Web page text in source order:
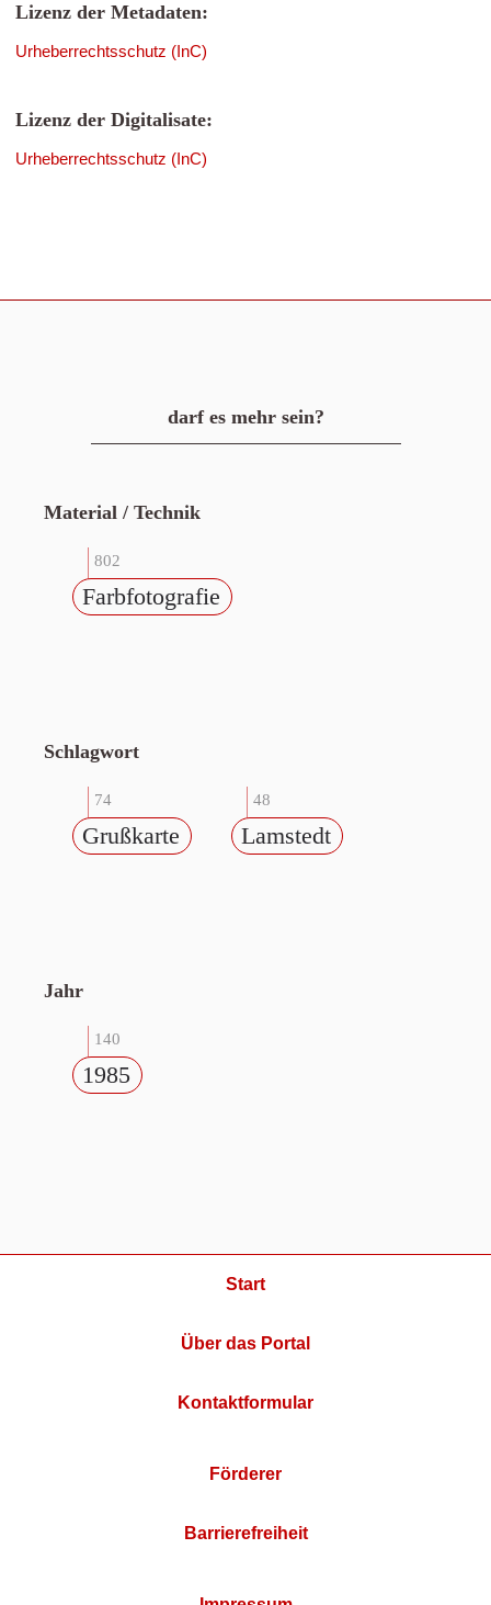
Lizenz der Metadaten:
Urheberrechtsschutz (InC)
Lizenz der Digitalisate:
Urheberrechtsschutz (InC)
darf es mehr sein?
Material / Technik
802
Farbfotografie
Schlagwort
74
Grußkarte
48
Lamstedt
Jahr
140
1985
Start
Über das Portal
Kontaktformular
Förderer
Barrierefreiheit